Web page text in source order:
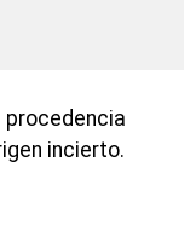
incierto.